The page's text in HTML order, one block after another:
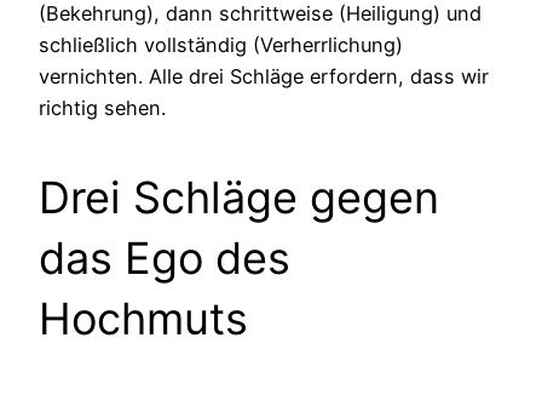
(Bekehrung), dann schrittweise (Heiligung) und
schließlich vollständig (Verherrlichung)
vernichten. Alle drei Schläge erfordern, dass wir
richtig sehen.
Drei Schläge gegen
das Ego des
Hochmuts